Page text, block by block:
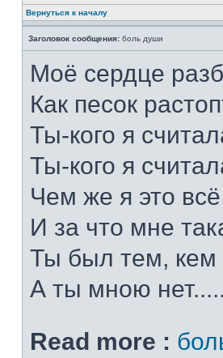
Вернуться к началу
Заголовок сообщения: боль души
Моё сердце
Как песок
Ты-кого я
Ты-кого я
Чем же я это
И за что мне
Ты был тем, кем
А ты мною
Read more :